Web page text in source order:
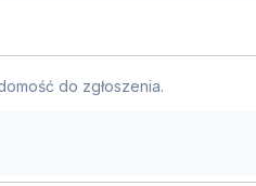
do zgłoszenia.